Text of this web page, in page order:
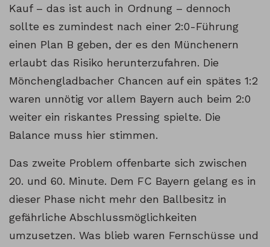
Kauf – das ist auch in Ordnung – dennoch
sollte es zumindest nach einer 2:0-Führung
einen Plan B geben, der es den Münchenern
erlaubt das Risiko herunterzufahren. Die
Mönchengladbacher Chancen auf ein spätes 1:2
waren unnötig vor allem Bayern auch beim 2:0
weiter ein riskantes Pressing spielte. Die
Balance muss hier stimmen.
Das zweite Problem offenbarte sich zwischen
20. und 60. Minute. Dem FC Bayern gelang es in
dieser Phase nicht mehr den Ballbesitz in
gefährliche Abschlussmöglichkeiten
umzusetzen. Was blieb waren Fernschüsse und